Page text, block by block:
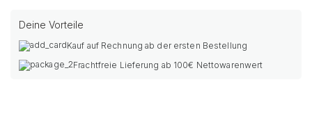
Deine Vorteile
Kauf auf Rechnung ab der ersten Bestellung
Frachtfreie Lieferung ab 100€ Nettowarenwert